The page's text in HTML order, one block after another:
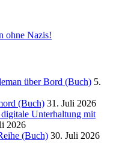
über Bord (Buch) 5.
(Buch) 31. Juli 2026
Unterhaltung mit
2026
(Buch) 30. Juli 2026